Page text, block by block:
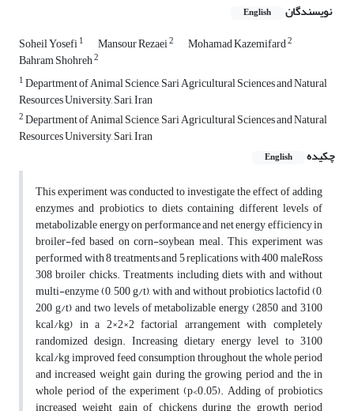
نویسندگان English
Soheil Yosefi1 Mansour Rezaei2 Mohamad Kazemifard2
Bahram Shohreh2
1Department of Animal Science, Sari Agricultural Sciences and Natural
Resources University, Sari, Iran
2Department of Animal Science, Sari Agricultural Sciences and Natural
Resources University, Sari, Iran
چکیده
English
This experiment was conducted to investigate the effect of adding
enzymes and probiotics to diets containing different levels of
metabolizable energy on performance and net energy efficiency in
broiler-fed based on corn-soybean meal. This experiment was
performed with 8 treatments and 5 replications with 400 maleRoss
308 broiler chicks. Treatments including diets with and without
multi-enzyme (0, 500 g/t), with and without probiotics lactofid (0,
200 g/t) and two levels of metabolizable energy (2850 and 3100
kcal/kg) in a 2×2×2 factorial arrangement with completely
randomized design. Increasing dietary energy level to 3100
kcal/kg improved feed consumption throughout the whole period
and increased weight gain during the growing period and the in
whole period of the experiment (p<0.05). Adding of probiotics